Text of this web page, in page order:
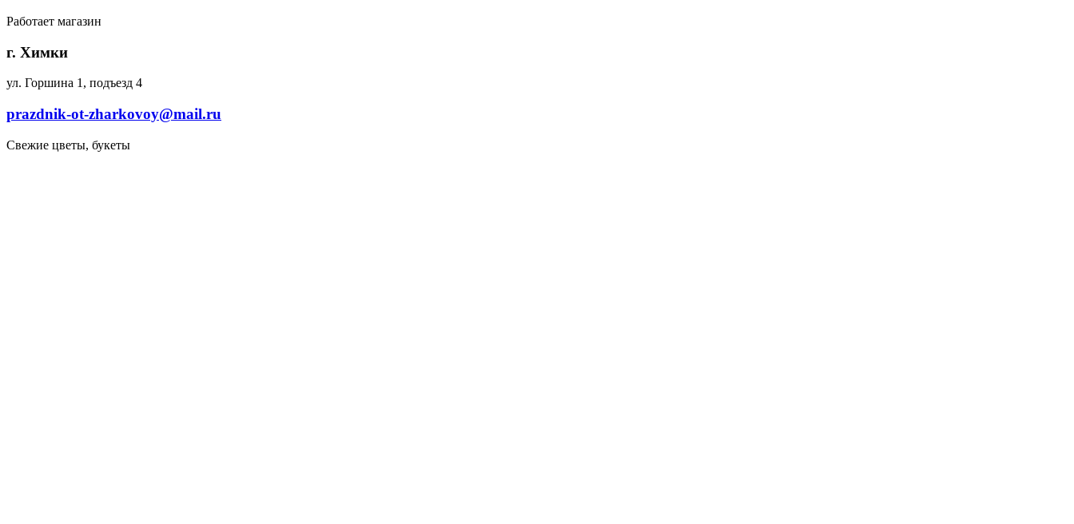
Работает магазин
г. Химки
ул. Горшина 1, подъезд 4
prazdnik-ot-zharkovoy@mail.ru
Свежие цветы, букеты